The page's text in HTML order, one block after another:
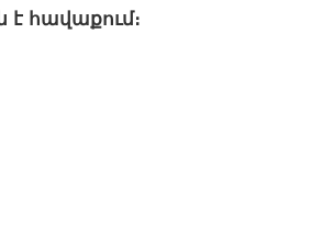
է հավաքում։